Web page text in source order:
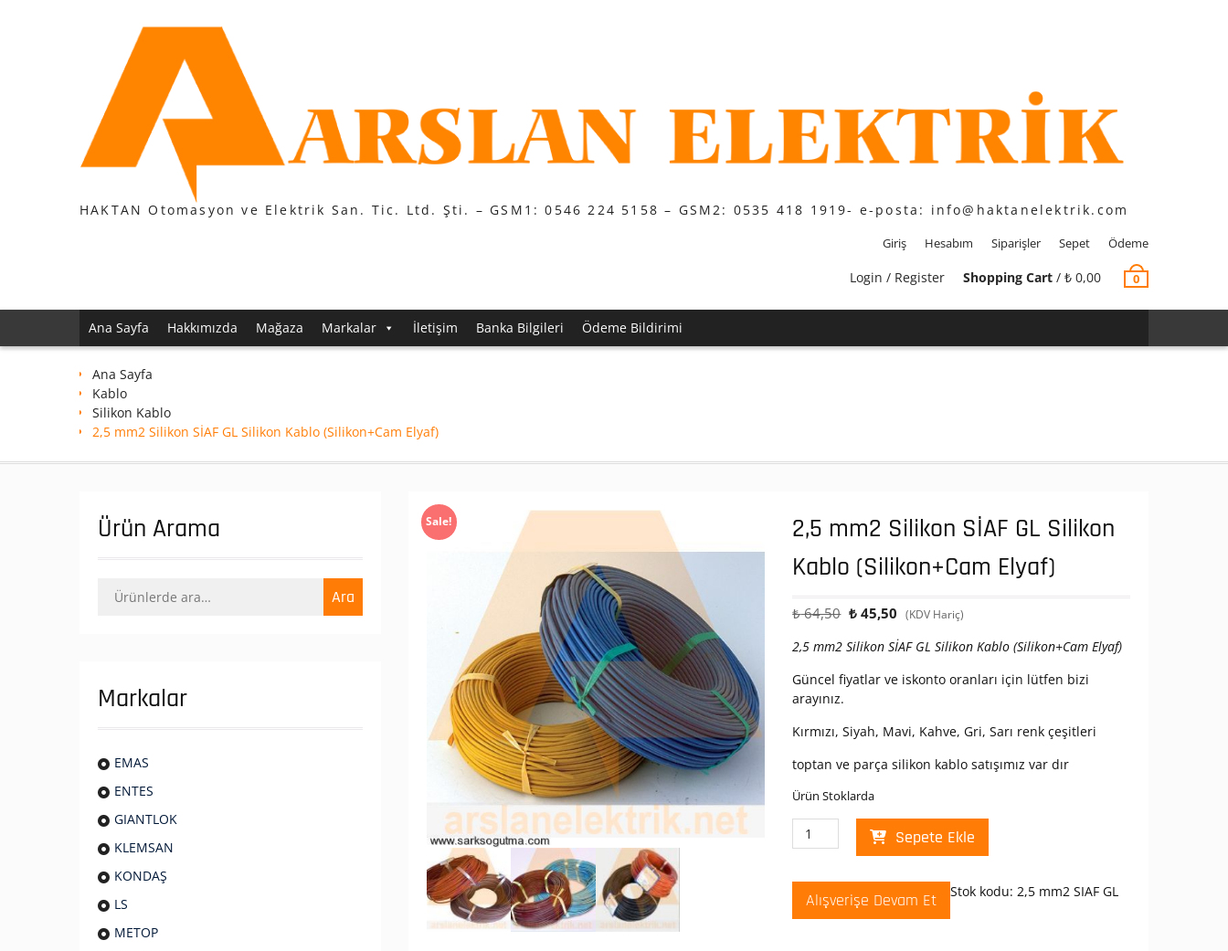
HAKTAN Otomasyon ve Elektrik San. Tic. Ltd. Şti. – GSM1: 0546 224 5158 – GSM2: 0535 418 1919- e-posta: info@haktanelektrik.com
Giriş Hesabım Siparişler Sepet Ödeme
Login / Register Shopping Cart / ₺ 0,00 0
Ana Sayfa Hakkımızda Mağaza Markalar İletişim Banka Bilgileri Ödeme Bildirimi
Ana Sayfa
Kablo
Silikon Kablo
2,5 mm2 Silikon SİAF GL Silikon Kablo (Silikon+Cam Elyaf)
Sale!
2,5 mm2 Silikon SİAF GL Silikon
Kablo (Silikon+Cam Elyaf)
₺64,50 Orijinal
₺ 64,50.
₺ 45,50 Şu
fiyat:
₺ 45,50.
(KDV Hariç)
2,5 mm2 Silikon SİAF GL Silikon Kablo (Silikon+Cam Elyaf)
Güncel fiyatlar ve iskonto oranları için lütfen bizi
arayınız.
Kırmızı, Siyah, Mavi, Kahve, Gri, Sarı renk çeşitleri
toptan ve parça silikon kablo satışımız var dır
Ürün Stoklarda
2,5
mm2
SİAF
GL
Silikon
Sepete Ekle
Alışverişe Devam Et Stok kodu:2,5 mm2 SIAF GL
Ürün Arama
Ara: Ara
Markalar
EMAS
ENTES
GIANTLOK
KLEMSAN
KONDAŞ
LS
METOP